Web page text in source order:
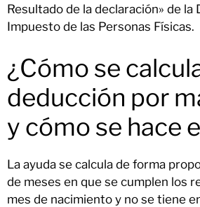
Resultado de la declaración» de la
Impuesto de las Personas Físicas.
¿Cómo se
deducción por
y cómo se hace
La ayuda se calcula de forma
de meses en que se cumplen los
mes de nacimiento y no se tiene